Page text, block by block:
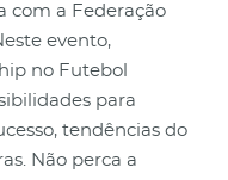
com a Federação
evento,
no Futebol
para
tendências do
Não perca a